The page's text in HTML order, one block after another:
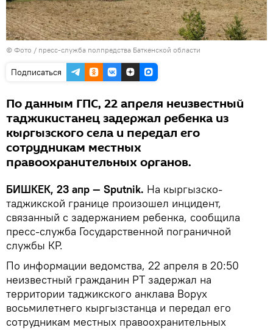
© Фото / пресс-служба полпредства Баткенской области
Подписаться
По данным ГПС, 22 апреля неизвестный
таджикистанец задержал ребенка из
кыргызского села и передал его
сотрудникам местных
правоохранительных органов.
БИШКЕК, 23 апр — Sputnik. На кыргызско-
таджикской границе произошел инцидент,
связанный с задержанием ребенка, сообщила
пресс-служба Государственной пограничной
службы КР.
По информации ведомства, 22 апреля в 20:50
неизвестный гражданин РТ задержал на
территории таджикского анклава Ворух
восьмилетнего кыргызстанца и передал его
сотрудникам местных правоохранительных